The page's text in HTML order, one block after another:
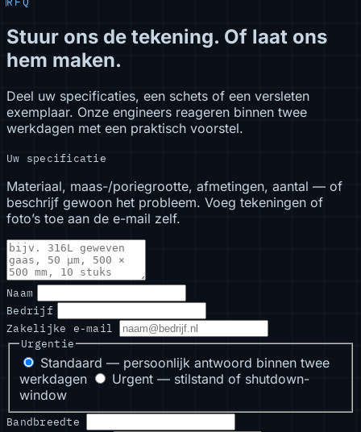
Stuur ons de tekening. Of laat ons
hem maken.
Deel uw specificaties, een schets of een versleten
exemplaar. Onze engineers reageren binnen twee
werkdagen met een praktisch voorstel.
Uw specificatie
Materiaal, maas-/poriegrootte, afmetingen, aantal — of
beschrijf gewoon het probleem. Voeg tekeningen of
foto’s toe aan de e-mail zelf.
Naam
Bedrijf
Zakelijke e-mail
Urgentie
Standaard — persoonlijk antwoord binnen twee
werkdagen
Urgent — stilstand of shutdown-
window
Bandbreedte